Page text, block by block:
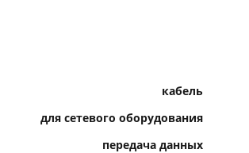
кабель
для сетевого оборудования
передача данных